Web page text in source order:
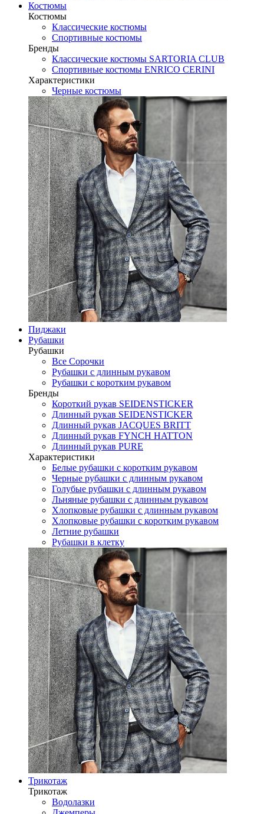
Костюмы
Костюмы
Классические костюмы
Спортивные костюмы
Бренды
Классические костюмы SARTORIA CLUB
Спортивные костюмы ENRICO CERINI
Характеристики
Черные костюмы
Пиджаки
Рубашки
Рубашки
Все Сорочки
Рубашки с длинным рукавом
Рубашки с коротким рукавом
Бренды
Короткий рукав SEIDENSTICKER
Длинный рукав SEIDENSTICKER
Длинный рукав JAСQUES BRITT
Длинный рукав FYNCH HATTON
Длинный рукав PURE
Характеристики
Белые рубашки с коротким рукавом
Черные рубашки с длинным рукавом
Голубые рубашки с длинным рукавом
Льняные рубашки с длинным рукавом
Хлопковые рубашки с длинным рукавом
Хлопковые рубашки с коротким рукавом
Летние рубашки
Рубашки в клетку
Трикотаж
Трикотаж
Водолазки